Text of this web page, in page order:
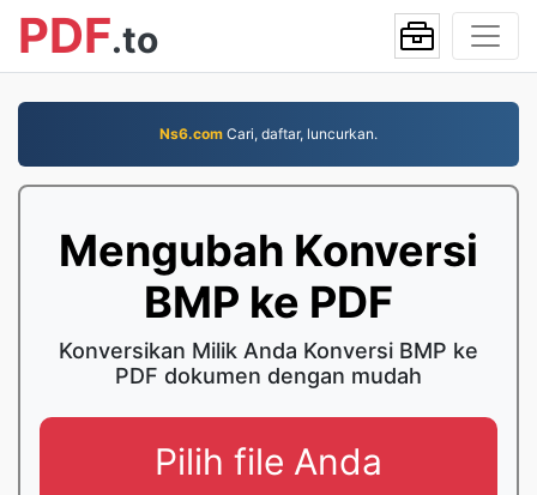
PDF.to
Ns6.com Cari, daftar, luncurkan.
Mengubah Konversi
BMP ke PDF
Konversikan Milik Anda Konversi BMP ke
PDF dokumen dengan mudah
Pilih file Anda